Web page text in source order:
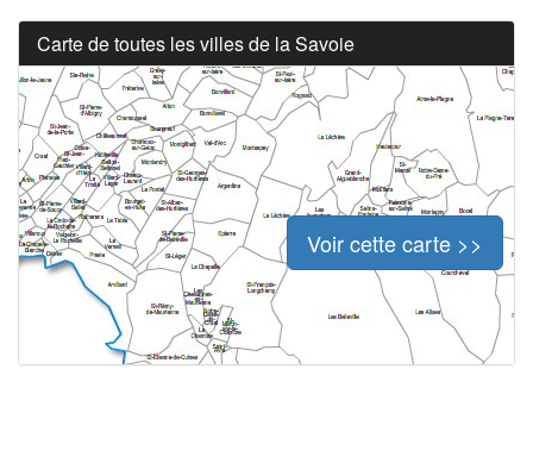
Carte de toutes les villes de la Savoie
Voir cette carte >>